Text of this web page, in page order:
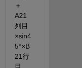
＋
A21
列目
×sin4
5°×B
21行